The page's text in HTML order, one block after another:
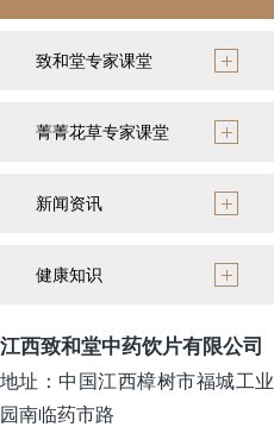
致和堂专家课堂
菁菁花草专家课堂
新闻资讯
健康知识
江西致和堂中药饮片有限公司
地址：中国江西樟树市福城工业
园南临药市路